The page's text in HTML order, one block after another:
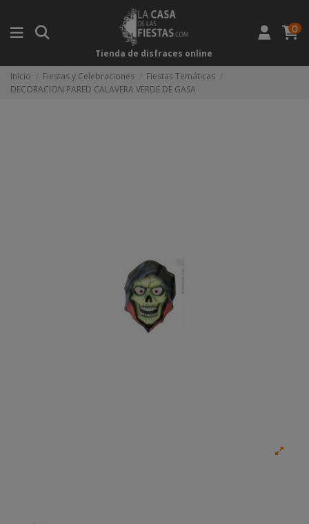
Tienda de disfraces online
0
Inicio Fiestas y Celebraciones
Fiestas Temáticas
DECORACION PARED CALAVERA VERDE DE GASA